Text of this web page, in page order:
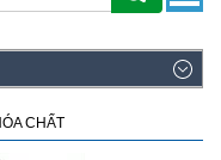
CHẤT